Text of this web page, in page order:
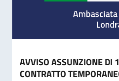
AVVISO ASSUNZIONE DI
CONTRATTO